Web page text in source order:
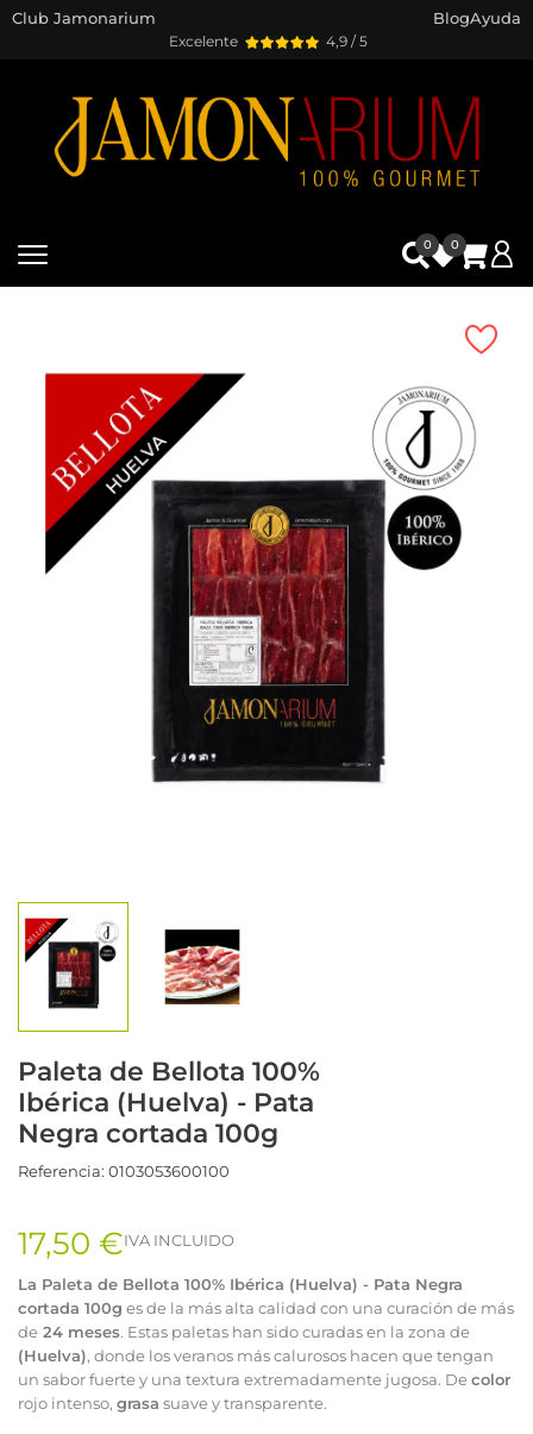
Excelente 4,9 / 5
Club Jamonarium BlogAyuda
0 0
Paleta de Bellota 100%
Ibérica (Huelva) - Pata
Negra cortada 100g
Referencia: 0103053600100
17,50 €IVA INCLUIDO
La Paleta de Bellota 100% Ibérica (Huelva) - Pata Negra
cortada 100g es de la más alta calidad con una curación de más
de 24 meses. Estas paletas han sido curadas en la zona de
(Huelva), donde los veranos más calurosos hacen que tengan
un sabor fuerte y una textura extremadamente jugosa. Decolor
rojo intenso, grasa suave y transparente.